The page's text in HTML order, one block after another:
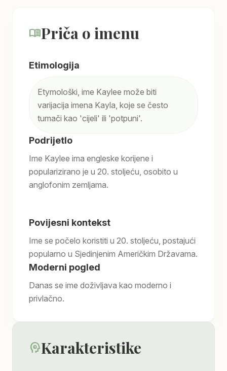
menu_bookPriča o imenu
Etimologija
Etymološki, ime Kaylee može biti
varijacija imena Kayla, koje se često
tumači kao 'cijeli' ili 'potpuni'.
Podrijetlo
Ime Kaylee ima engleske korijene i
popularizirano je u 20. stoljeću, osobito u
anglofonim zemljama.
Povijesni kontekst
Ime se počelo koristiti u 20. stoljeću, postajući
popularno u Sjedinjenim Američkim Državama.
Moderni pogled
Danas se ime doživljava kao moderno i
privlačno.
psychologyKarakteristike